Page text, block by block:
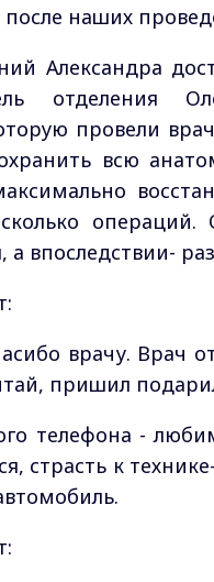
после наших
Александра
отделения
провели
всю
впоследствии-
врачу. Врач
пришил
телефона -
страсть к